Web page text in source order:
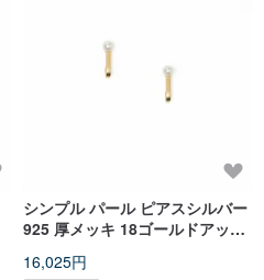
シンプル パール ピアスシルバー
925 厚メッキ 18ゴールドアッパ
16,025円